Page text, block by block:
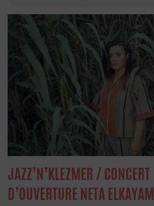
JAZZ’N’KLEZMER / CONCERT
D’OUVERTURE NETA ELKAYAM